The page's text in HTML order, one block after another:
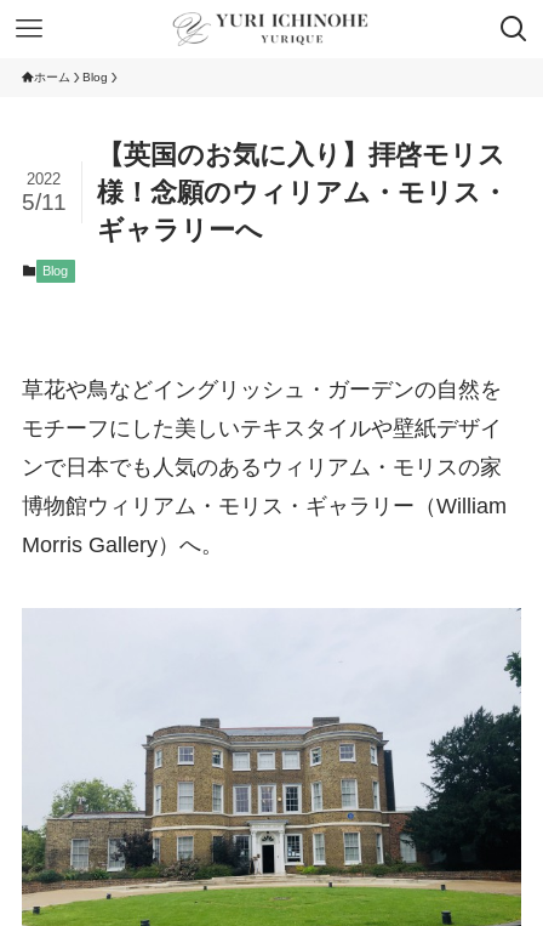
ホーム Blog
【英国のお気に入り】拝啓モリス
様！念願のウィリアム・モリス・
ギャラリーへ
2022
5/11
Blog
草花や鳥などイングリッシュ・ガーデンの自然を
モチーフにした美しいテキスタイルや壁紙デザイ
ンで日本でも人気のあるウィリアム・モリスの家
博物館ウィリアム・モリス・ギャラリー（William
Morris Gallery）へ。